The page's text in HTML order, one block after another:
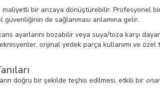
bir arızaya dönüştürebilir. Profesyonel
de sağlanması anlamına gelir.
ayarlarını bozabilir veya suya/toza karşı
orijinal yedek parça kullanımı ve özel
doğru bir şekilde teşhis edilmesi, etkili bir